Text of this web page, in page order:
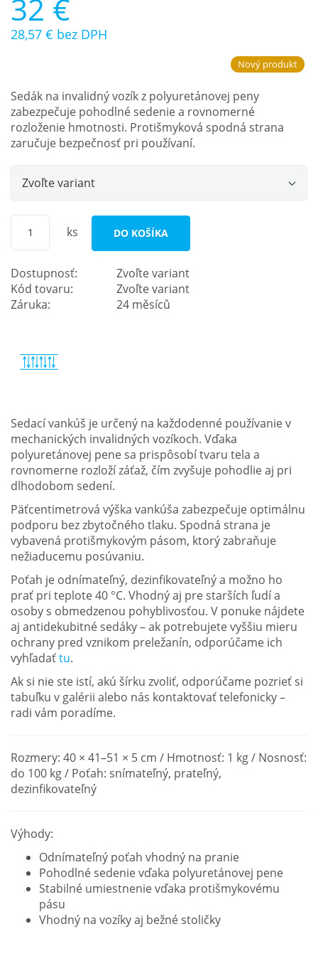
32 €
28,57 € bez DPH
Nový produkt
Sedák na invalidný vozík z polyuretánovej peny
zabezpečuje pohodlné sedenie a rovnomerné
rozloženie hmotnosti. Protišmyková spodná strana
zaručuje bezpečnosť pri používaní.
Zvoľte variant
ks DO KOŠÍKA
Dostupnosť:
Zvoľte variant
Kód tovaru:
Zvoľte variant
Záruka:
24 měsíců
Sedací vankúš je určený na každodenné používanie v
mechanických invalidných vozíkoch. Vďaka
polyuretánovej pene sa prispôsobí tvaru tela a
rovnomerne rozloží záťaž, čím zvyšuje pohodlie aj pri
dlhodobom sedení.
Päťcentimetrová výška vankúša zabezpečuje optimálnu
podporu bez zbytočného tlaku. Spodná strana je
vybavená protišmykovým pásom, ktorý zabraňuje
nežiaducemu posúvaniu.
Poťah je odnímateľný, dezinfikovateľný a možno ho
prať pri teplote 40 °C. Vhodný aj pre starších ľudí a
osoby s obmedzenou pohyblivosťou. V ponuke nájdete
aj antidekubitné sedáky – ak potrebujete vyššiu mieru
ochrany pred vznikom preležanín, odporúčame ich
vyhľadaťtu.
Ak si nie ste istí, akú šírku zvoliť, odporúčame pozrieť si
tabuľku v galérii alebo nás kontaktovať telefonicky –
radi vám poradíme.
Rozmery: 40 × 41–51 × 5 cm / Hmotnosť: 1 kg / Nosnosť:
do 100 kg / Poťah: snímateľný, prateľný,
dezinfikovateľný
Výhody:
Odnímateľný poťah vhodný na pranie
Pohodlné sedenie vďaka polyuretánovej pene
Stabilné umiestnenie vďaka protišmykovému
pásu
Vhodný na vozíky aj bežné stoličky